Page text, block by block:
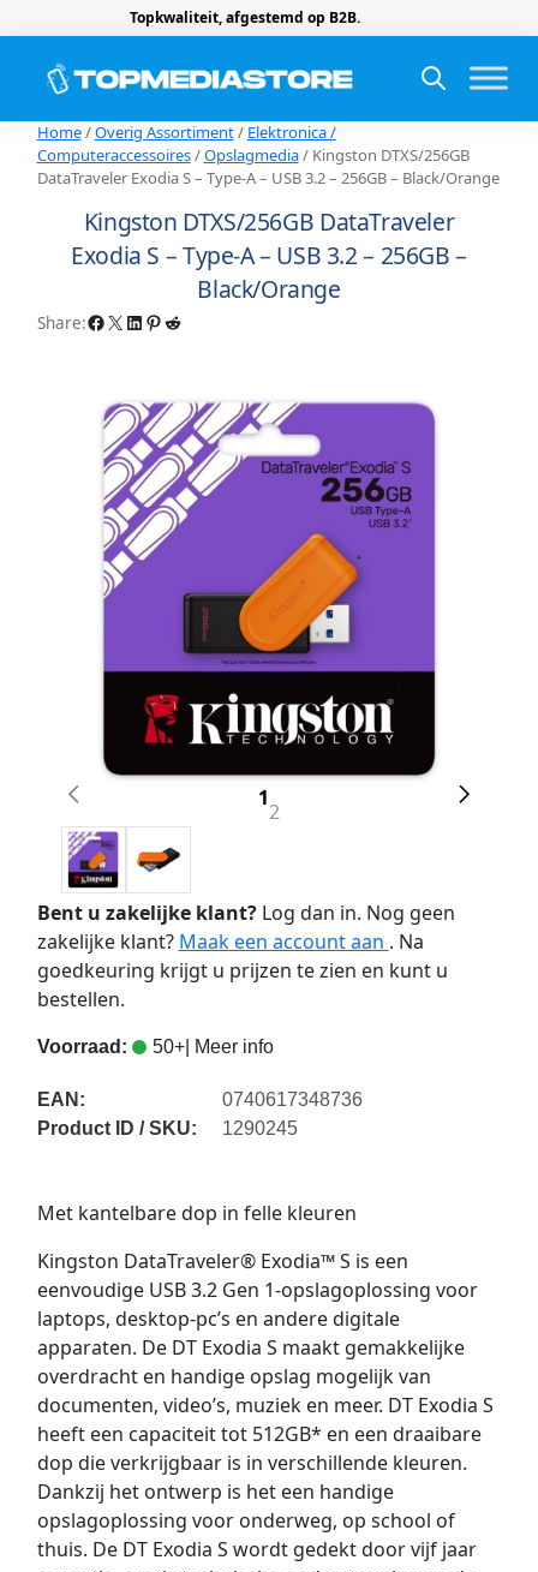
Topkwaliteit, afgestemd op B2B.
Home/Overig Assortiment/ Elektronica /
Computeraccessoires/Opslagmedia/ Kingston DTXS/256GB
DataTraveler Exodia S – Type-A – USB 3.2 – 256GB – Black/Orange
Kingston DTXS/256GB DataTraveler
Exodia S – Type-A – USB 3.2 – 256GB –
Black/Orange
Share:Facebook X LinkedIn Pinterest Reddit
1
2
Bent u zakelijke klant?Log dan in. Nog geen
zakelijke klant? Maak een account aan . Na
goedkeuring krijgt u prijzen te zien en kunt u
bestellen.
Voorraad: 50+| Meer info
EAN:
0740617348736
Product ID / SKU:
1290245
Met kantelbare dop in felle kleuren
Kingston DataTraveler® Exodia™ S is een
eenvoudige USB 3.2 Gen 1-opslagoplossing voor
laptops, desktop-pc’s en andere digitale
apparaten. De DT Exodia S maakt gemakkelijke
overdracht en handige opslag mogelijk van
documenten, video’s, muziek en meer. DT Exodia S
heeft een capaciteit tot 512GB* en een draaibare
dop die verkrijgbaar is in verschillende kleuren.
Dankzij het ontwerp is het een handige
opslagoplossing voor onderweg, op school of
thuis. De DT Exodia S wordt gedekt door vijf jaar